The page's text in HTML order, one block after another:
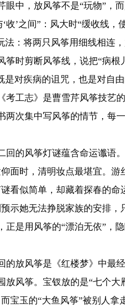
中，放风筝不是“玩物”，而
‘收’之间”：风大时“缓收线
法：将两只风筝用细线相连
筝时剪断风筝线，说把“病
是对疾病的诅咒，也是对自由
工志》是曹雪芹风筝技艺的
两次集中写风筝的情节，每
的风筝灯谜蕴含命运谶语。
面时，清明妆点最堪宜。
看似简单，却藏着探春的
示她无法挣脱家族的安排
正是用风筝的“漂泊无依”，
放风筝是《红楼梦》中最经
放风筝。宝钗放的是“七个大
而宝玉的“大鱼风筝”被别人